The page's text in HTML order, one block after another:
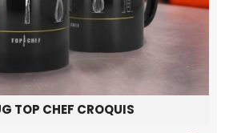
TOP CHEF CROQUIS